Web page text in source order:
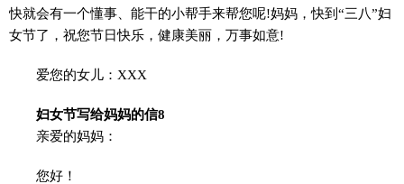
快就会有一个懂事、能干的小帮手来帮您呢!妈妈，快到“三八”妇
女节了，祝您节日快乐，健康美丽，万事如意!
爱您的女儿：XXX
妇女节写给妈妈的信8
亲爱的妈妈：
您好！